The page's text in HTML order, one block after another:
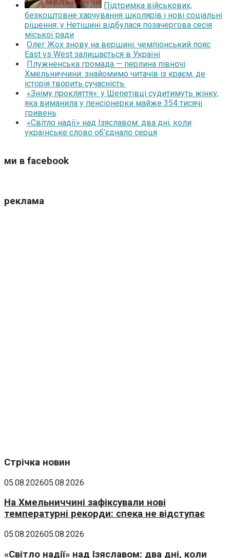
Підтримка військових,
безкоштовне харчування школярів і нові соціальні
рішення: у Нетішині відбулася позачергова сесія
міської ради
Олег Жох знову на вершині: чемпіонський пояс
East vs West залишається в Україні
Плужненська громада — перлина півночі
Хмельниччини: знайомимо читачів із краєм, де
історія творить сучасність
«Зніму прокляття»: у Шепетівці судитимуть жінку,
яка виманила у пенсіонерки майже 354 тисячі
гривень
«Світло надії» над Ізяславом: два дні, коли
українське слово об’єднало серця
ми в facebook
реклама
Стрічка новин
05.08.202605.08.2026
На Хмельниччині зафіксували нові
температурні рекорди: спека не відступає
05.08.202605.08.2026
«Світло надії» над Ізяславом: два дні, коли